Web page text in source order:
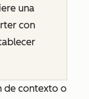
una
con
de contexto o